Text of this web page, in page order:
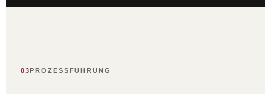
03 PROZESSFÜHRUNG